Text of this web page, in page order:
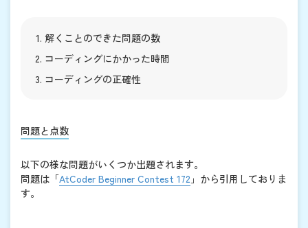
解くことのできた問題の数
コーディングにかかった時間
コーディングの正確性
問題と点数
以下の様な問題がいくつか出題されます。
問題は「AtCoder Beginner Contest 172 」から引用しておりま
す。